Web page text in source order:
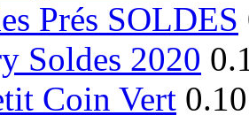
Prés SOLDES
Soldes 2020
Coin Vert